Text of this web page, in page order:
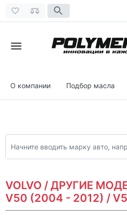
О компании Подбор масла
VOLVO / ДРУГИЕ
V50 (2004 - 2012) /